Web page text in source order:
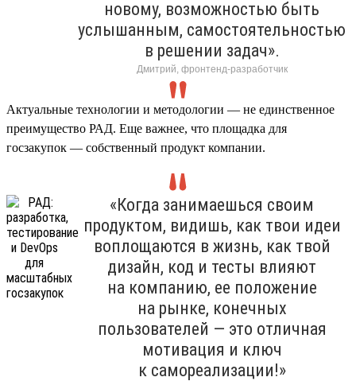
новому, возможностью быть
услышанным, самостоятельностью
в решении задач».
Дмитрий, фронтенд-разработчик
Актуальные технологии и методологии — не единственное
преимущество РАД. Еще важнее, что площадка для
госзакупок — собственный продукт компании.
«Когда занимаешься своим
продуктом, видишь, как твои идеи
воплощаются в жизнь, как твой
дизайн, код и тесты влияют
на компанию, ее положение
на рынке, конечных
пользователей — это отличная
мотивация и ключ
к самореализации!»